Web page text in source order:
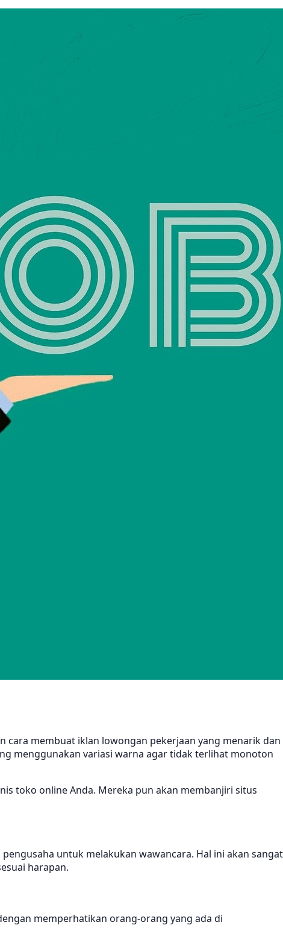
cara membuat iklan lowongan pekerjaan yang menarik dan
menggunakan variasi warna agar tidak terlihat monoton
toko online Anda. Mereka pun akan membanjiri situs
untuk melakukan wawancara. Hal ini akan sangat
harapan.
memperhatikan orang-orang yang ada di